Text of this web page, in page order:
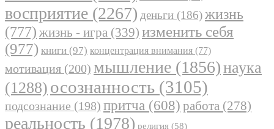
восприятие (2267) деньги (186)жизнь
(777) жизнь - игра (339) изменить себя
(977) книги (97) концентрация внимания (77)
мотивация (200) мышление (1856)наука
(1288) осознанность (3105)
подсознание (198) притча (608) работа (278)
реальность (1978) религия (58)